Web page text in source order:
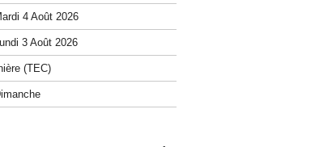
4 Août 2026
3 Août 2026
(TEC)